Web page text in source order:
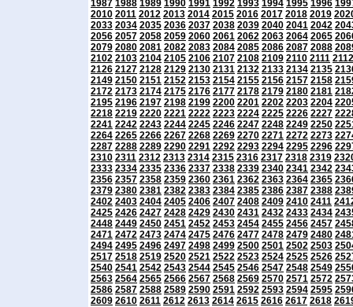
1987 1988 1989 1990 1991 1992 1993 1994 1995 1996
2010 2011 2012 2013 2014 2015 2016 2017 2018 2019
2033 2034 2035 2036 2037 2038 2039 2040 2041 2042
2056 2057 2058 2059 2060 2061 2062 2063 2064 2065
2079 2080 2081 2082 2083 2084 2085 2086 2087 2088
2102 2103 2104 2105 2106 2107 2108 2109 2110 2111 2112
2126 2127 2128 2129 2130 2131 2132 2133 2134 2135
2149 2150 2151 2152 2153 2154 2155 2156 2157 2158
2172 2173 2174 2175 2176 2177 2178 2179 2180 2181
2195 2196 2197 2198 2199 2200 2201 2202 2203 2204
2218 2219 2220 2221 2222 2223 2224 2225 2226 2227
2241 2242 2243 2244 2245 2246 2247 2248 2249 2250
2264 2265 2266 2267 2268 2269 2270 2271 2272 2273
2287 2288 2289 2290 2291 2292 2293 2294 2295 2296
2310 2311 2312 2313 2314 2315 2316 2317 2318 2319
2333 2334 2335 2336 2337 2338 2339 2340 2341 2342
2356 2357 2358 2359 2360 2361 2362 2363 2364 2365
2379 2380 2381 2382 2383 2384 2385 2386 2387 2388
2402 2403 2404 2405 2406 2407 2408 2409 2410 2411
2425 2426 2427 2428 2429 2430 2431 2432 2433 2434
2448 2449 2450 2451 2452 2453 2454 2455 2456 2457
2471 2472 2473 2474 2475 2476 2477 2478 2479 2480
2494 2495 2496 2497 2498 2499 2500 2501 2502 2503
2517 2518 2519 2520 2521 2522 2523 2524 2525 2526
2540 2541 2542 2543 2544 2545 2546 2547 2548 2549
2563 2564 2565 2566 2567 2568 2569 2570 2571 2572
2586 2587 2588 2589 2590 2591 2592 2593 2594 2595
2609 2610 2611 2612 2613 2614 2615 2616 2617 2618